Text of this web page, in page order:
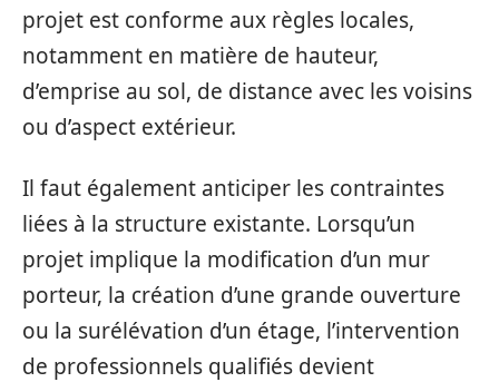
projet est conforme aux règles locales,
notamment en matière de hauteur,
d’emprise au sol, de distance avec les voisins
ou d’aspect extérieur.
Il faut également anticiper les contraintes
liées à la structure existante. Lorsqu’un
projet implique la modification d’un mur
porteur, la création d’une grande ouverture
ou la surélévation d’un étage, l’intervention
de professionnels qualifiés devient